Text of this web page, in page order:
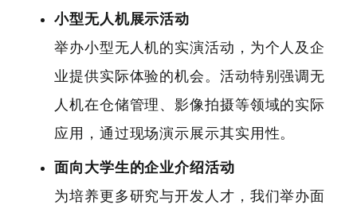
小型无人机展示活动
举办小型无人机的实演活动，为个人及企
业提供实际体验的机会。活动特别强调无
人机在仓储管理、影像拍摄等领域的实际
应用，通过现场演示展示其实用性。
面向大学生的企业介绍活动
为培养更多研究与开发人才，我们举办面